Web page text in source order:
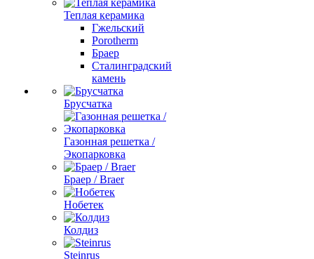
Теплая керамика
Гжельский
Porotherm
Браер
Сталинградский
камень
Брусчатка
Газонная решетка /
Экопарковка
Браер / Braer
Нобетек
Колдиз
Steinrus